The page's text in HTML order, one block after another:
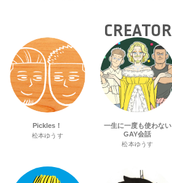
CREATOR
Pickles！
松本ゆうす
一生に一度も使わない
GAY会話
松本ゆうす